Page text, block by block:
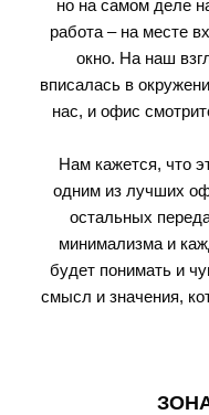
но на самом деле
работа – на месте
окно. На наш
вписалась в
нас, и офис
Нам кажется, что
одним из лучших
остальных
минимализма и
будет понимать и
смысл и значения,